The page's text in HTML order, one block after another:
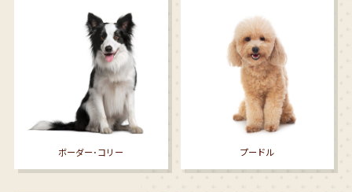
ボーダー･コリー プードル